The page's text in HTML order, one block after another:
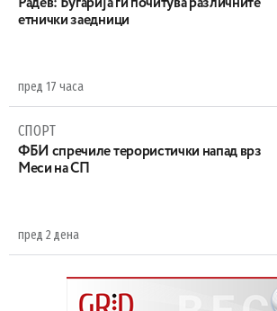
Радев: Бугарија ги почитува различните
етнички заедници
пред 17 часа
СПОРТ
ФБИ спречиле терористички напад врз
Меси на СП
пред 2 дена